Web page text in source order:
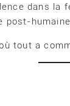
dans
post-humaine.
tout a